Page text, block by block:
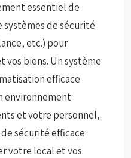
essentiel de
systèmes de sécurité
etc.) pour
biens. Un système
efficace
environnement
et votre personnel,
sécurité efficace
votre local et vos